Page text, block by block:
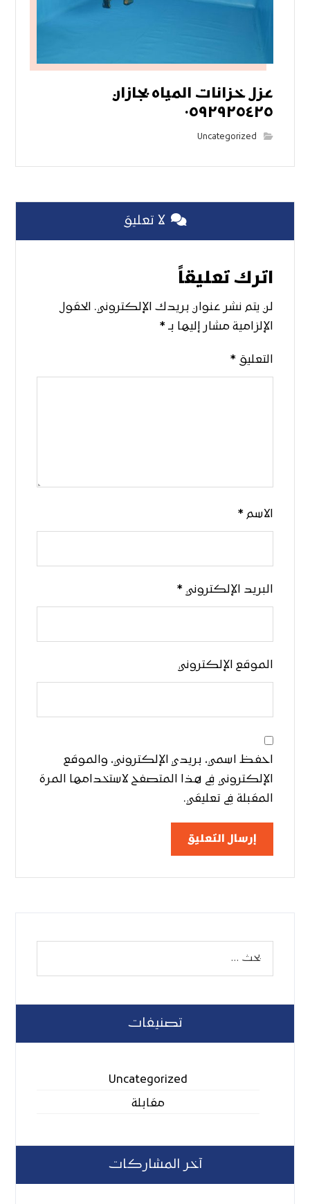
عزل خزانات المياه بجازان
٠٥٩٢٩٢٥٤٢٥
Uncategorized
لا تعليق
اترك تعليقاً
لن يتم نشر عنوان بريدك الإلكتروني. الحقول
الإلزامية مشار إليها بـ*
التعليق*
الاسم*
البريد الإلكتروني*
الموقع الإلكتروني
احفظ اسمي، بريدي الإلكتروني، والموقع
الإلكتروني في هذا المتصفح لاستخدامها المرة
المقبلة في تعليقي.
إرسال التعليق
تصنيفات
Uncategorized
مقابلة
آخر المشاركات